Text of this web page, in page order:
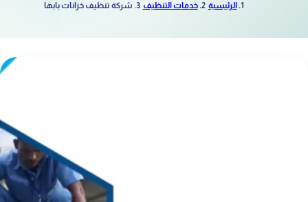
الرئيسية خدمات التنظيف شركة تنظيف خزانات بابها